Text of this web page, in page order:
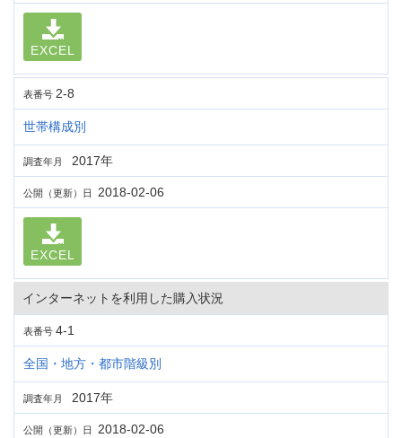
EXCEL
表番号 2-8
世帯構成別
調査年月 2017年
公開（更新）日 2018-02-06
EXCEL
インターネットを利用した購入状況
表番号 4-1
全国・地方・都市階級別
調査年月 2017年
公開（更新）日 2018-02-06